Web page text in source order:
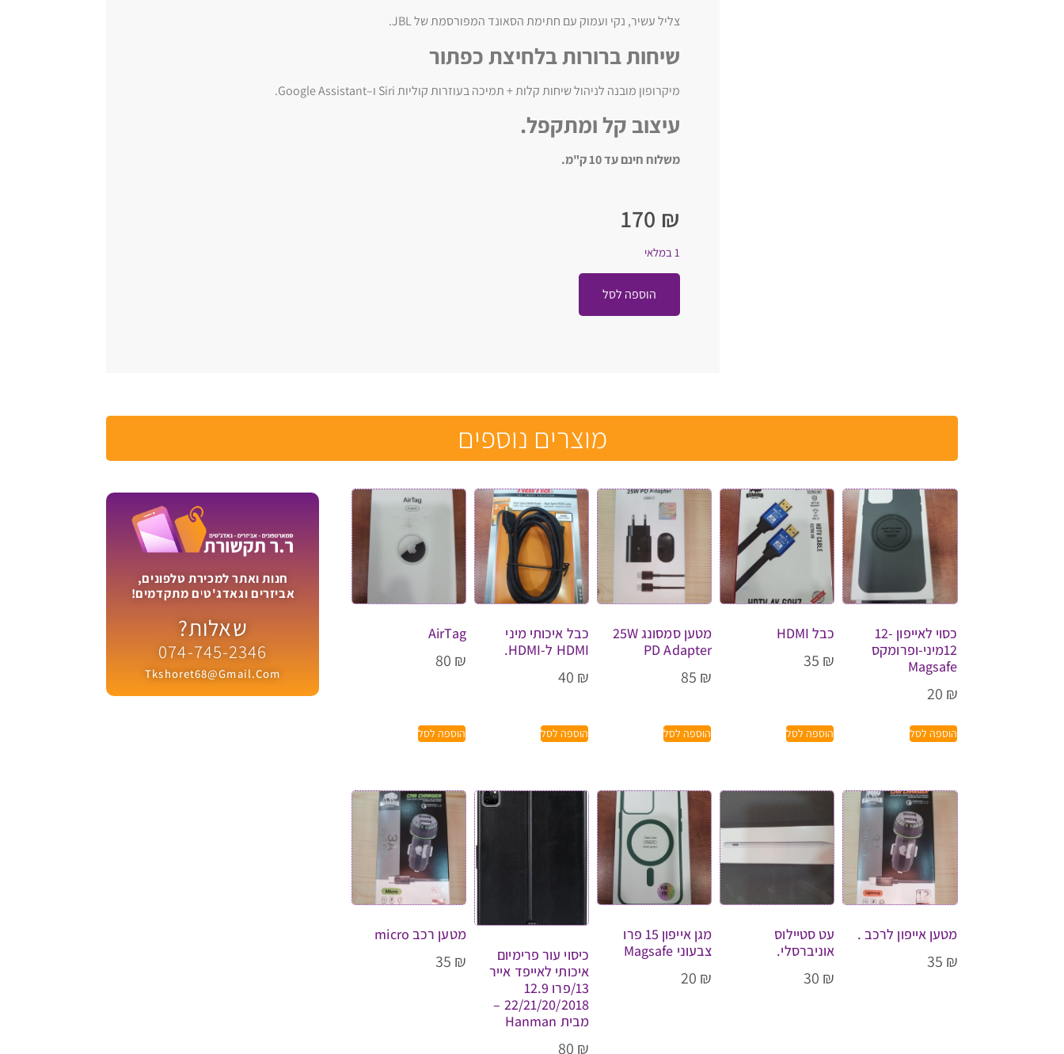
צליל עשיר, נקי ועמוק עם חתימת הסאונד המפורסמת של JBL.
שיחות ברורות בלחיצת כפתור
מיקרופון מובנה לניהול שיחות קלות + תמיכה בעוזרות קוליות Siri ו–Google Assistant.
עיצוב קל ומתקפל.
משלוח חינם עד 10 ק"מ.
170 ₪
1 במלאי
הוספה לסל
מוצרים נוספים
כסוי לאייפון 12-
12מיני-ופרומקס
Magsafe
20 ₪
הוספה לסל
כבל HDMI
35 ₪
הוספה לסל
מטען סמסונג 25W
PD Adapter
85 ₪
הוספה לסל
כבל איכותי מיני
HDMI ל-HDMI.
40 ₪
הוספה לסל
AirTag
80 ₪
הוספה לסל
מטען אייפון לרכב .
35 ₪
עט סטיילוס
אוניברסלי.
30 ₪
מגן אייפון 15 פרו
צבעוני Magsafe
20 ₪
כיסוי עור פרימיום
איכותי לאייפד אייר
13/פרו 12.9
22/21/20/2018 –
מבית Hanman
80 ₪
מטען רכב micro
35 ₪
חנות ואתר למכירת טלפונים,
אביזרים וגאדג'טים מתקדמים!
שאלות?
074-745-2346
Tkshoret68@gmail.com